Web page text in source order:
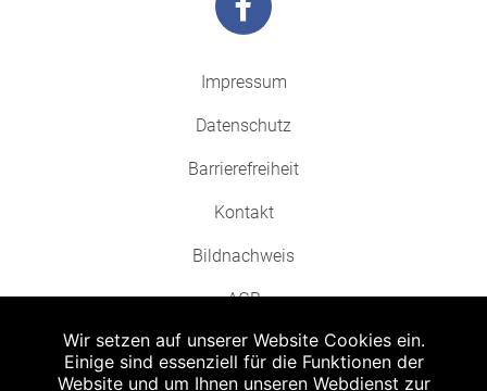
Impressum
Datenschutz
Barrierefreiheit
Kontakt
Bildnachweis
AGB
Wir setzen auf unserer Website Cookies ein.
Einige sind essenziell für die Funktionen der
Website und um Ihnen unseren Webdienst zur